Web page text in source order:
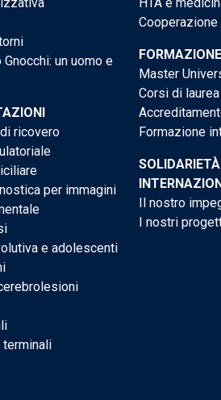
un uomo e
ricovero
per immagini
e adolescenti
Master
Corsi di laurea
Formazione
Il nostro
I nostri